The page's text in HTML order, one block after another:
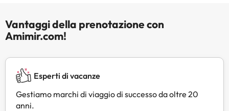
Vantaggi della prenotazione con
Amimir.com!
Esperti di vacanze
Gestiamo marchi di viaggio di successo da oltre 20
anni.